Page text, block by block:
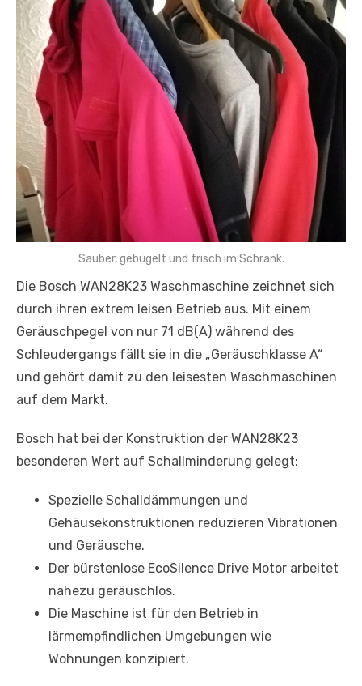
Sauber, gebügelt und frisch im Schrank.
Die Bosch WAN28K23 Waschmaschine zeichnet sich
durch ihren extrem leisen Betrieb aus. Mit einem
Geräuschpegel von nur 71 dB(A) während des
Schleudergangs fällt sie in die „Geräuschklasse A“
und gehört damit zu den leisesten Waschmaschinen
auf dem Markt.
Bosch hat bei der Konstruktion der WAN28K23
besonderen Wert auf Schallminderung gelegt:
Spezielle Schalldämmungen und
Gehäusekonstruktionen reduzieren Vibrationen
und Geräusche.
Der bürstenlose EcoSilence Drive Motor arbeitet
nahezu geräuschlos.
Die Maschine ist für den Betrieb in
lärmempfindlichen Umgebungen wie
Wohnungen konzipiert.